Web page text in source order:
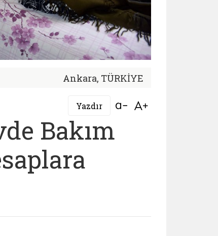
Ankara, TÜRKİYE
Yazdır Bağlantıyı aç
Bakım